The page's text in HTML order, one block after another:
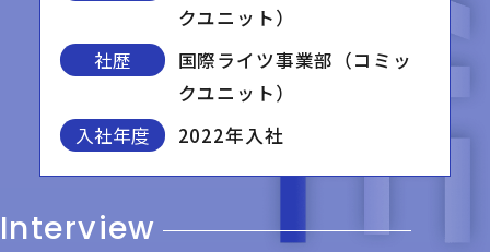
クユニット）
社歴
国際ライツ事業部（コミッ
クユニット）
入社年度
2022年入社
Interview